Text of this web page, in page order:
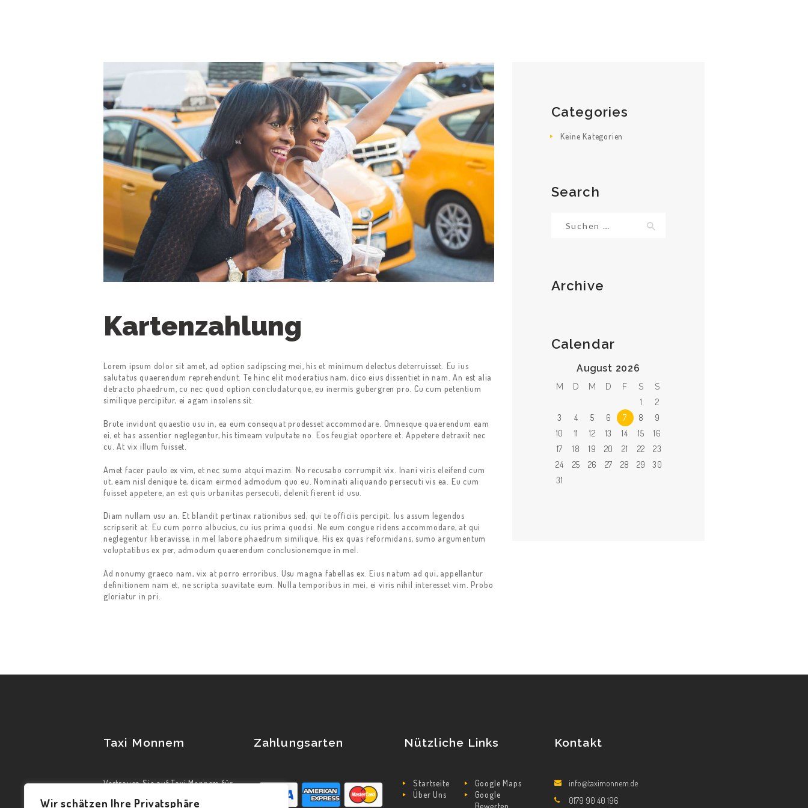
Wir schätzen Ihre Privatsphäre
STARTSEITE
TAXI BESTELLENKartenzahlung
Lorem ipsum dolor sit amet, ad option sadipscing mei, his et minimum delectus deterruisset. Eu ius
salutatus quaerendum reprehendunt. Te hinc elit moderatius nam, dico eius dissentiet in nam. An est alia
detracto phaedrum, cu nec quod option concludaturque, eu inermis gubergren pro. Cu cum petentium
similique percipitur, ei agam insolens sit.
Brute invidunt quaestio usu in, ea eum consequat prodesset accommodare. Omnesque quaerendum eam
ei, et has assentior neglegentur, his timeam vulputate no. Eos feugiat oportere et. Appetere detraxit nec
cu. At vix illum fuisset.
Amet facer paulo ex vim, et nec sumo atqui mazim. No recusabo corrumpit vix. Inani viris eleifend cum
ut, eam nisl denique te, dicam eirmod admodum quo eu. Nominati aliquando persecuti vis ea. Eu cum
fuisset appetere, an est quis urbanitas persecuti, delenit fierent id usu.
Diam nullam usu an. Et blandit pertinax rationibus sed, qui te officiis percipit. Ius assum legendos
scripserit at. Eu cum porro albucius, cu ius prima quodsi. Ne eum congue ridens accommodare, at qui
neglegentur liberavisse, in mel labore phaedrum similique. His ex quas reformidans, sumo argumentum
voluptatibus ex per, admodum quaerendum conclusionemque in mel.
Ad nonumy graeco nam, vix at porro erroribus. Usu magna fabellas ex. Eius natum ad qui, appellantur
definitionem nam et, ne scripta suavitate eum. Nulla temporibus in mei, ei viris nihil interesset vim. Probo
gloriatur in pri.
Categories
Keine Kategorien
Search
nach:
Archive
Calendar
August 2026
M D M D F S S
1
2
3
4 5 6 7 8
9
10
11 12 13 14 15
16
17
18 19 20 21 22
23
24
25 26 27 28 29
30
31
Taxi Monnem
Vertrauen Sie auf Taxi Monnem für
Transportbedürfnisse und
Zahlungsarten Nützliche Links
Startseite
Google Maps
Über Uns
Google
Bewerten
Kontakt
info@taximonnem.de
0179 90 40 196